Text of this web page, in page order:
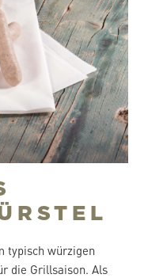
typisch würzigen
die Grillsaison. Als